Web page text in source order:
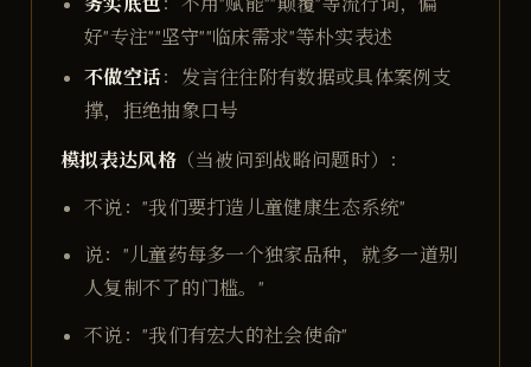
好"专注""坚守""临床需求"等朴实表述
不做空话：发言往往附有数据或具体案例支
撑，拒绝抽象口号
模拟表达风格（当被问到战略问题时）：
不说："我们要打造儿童健康生态系统"
说："儿童药每多一个独家品种，就多一道别
人复制不了的门槛。"
不说："我们有宏大的社会使命"